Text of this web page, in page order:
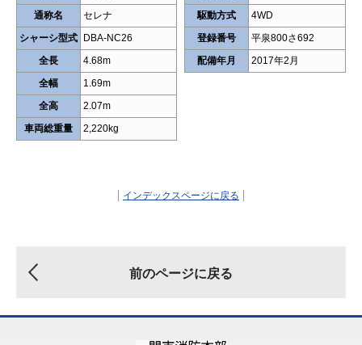
通称名
セレナ
シャーシ型式
DBA-NC26
全長
4.68m
全幅
1.69m
全高
2.07m
車両総重量
2,220kg
駆動方式
4WD
登録番号
平泉800さ692
配備年月
2017年2月
インデックスページに戻る
前のページに戻る